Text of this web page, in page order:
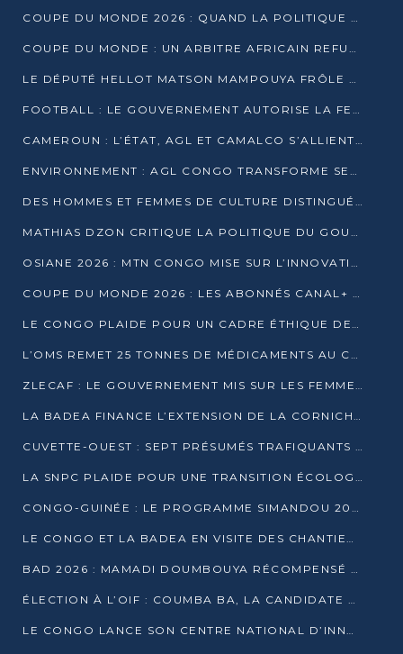
COUPE DU MONDE 2026 : QUAND LA POLITIQUE MENACE L’UNIVERSALITÉ DU FOOTBALL
COUPE DU MONDE : UN ARBITRE AFRICAIN REFUSÉ À L’ENTRÉE DES ÉTATS-UNIS
LE DÉPUTÉ HELLOT MATSON MAMPOUYA FRÔLE LA MORT LORS D’UNE EMBUSCADE DZNS LE POOL
FOOTBALL : LE GOUVERNEMENT AUTORISE LA FECOFOOT À OCCUPER LES COMPLEXES SPORTIFS
CAMEROUN : L’ÉTAT, AGL ET CAMALCO S’ALLIENT POUR UN MÉGA-PROJET FERROVIAIRE
ENVIRONNEMENT : AGL CONGO TRANSFORME SES DÉCHETS EN OUTILS DE FORMATION
DES HOMMES ET FEMMES DE CULTURE DISTINGUÉS POUR LEUR ENGAGEMENT PAR BANTOU CULTURE
MATHIAS DZON CRITIQUE LA POLITIQUE DU GOUVERNEMENT ET ALERTE SUR LA DETTE DU CONGO
OSIANE 2026 : MTN CONGO MISE SUR L’INNOVATION POUR RELEVER LES DÉFIS AFRICAINS
COUPE DU MONDE 2026 : LES ABONNÉS CANAL+ AU CONGO DÉÇUS À QUELQUES JOURS DU COUP D’ENVOI
LE CONGO PLAIDE POUR UN CADRE ÉTHIQUE DE L’INTELLIGENCE ARTIFICIELLE À DAKAR
L’OMS REMET 25 TONNES DE MÉDICAMENTS AU CONGO POUR RENFORCER LA RIPOSTE AUX ÉPIDÉMIES
ZLECAF : LE GOUVERNEMENT MIS SUR LES FEMMES ENTREPRENEURES
LA BADEA FINANCE L’EXTENSION DE LA CORNICHE SUD DE BRAZZAVILLE
CUVETTE-OUEST : SEPT PRÉSUMÉS TRAFIQUANTS DE FAUNE INTERPELLÉS À EWO ET KELLÉ
LA SNPC PLAIDE POUR UNE TRANSITION ÉCOLOGIQUE PROGRESSIVE
CONGO-GUINÉE : LE PROGRAMME SIMANDOU 2040 AU CŒUR DES ÉCHANGES À LA BAD
LE CONGO ET LA BADEA EN VISITE DES CHANTIERS
BAD 2026 : MAMADI DOUMBOUYA RÉCOMPENSÉ PAR LE TROPHÉE BABACAR NDIAYE À BRAZZAVILLE
ÉLECTION À L’OIF : COUMBA BA, LA CANDIDATE DISCRÈTE QUI BOUSCULE LE JEU DIPLOMATIQUE
LE CONGO LANCE SON CENTRE NATIONAL D’INNOVATION